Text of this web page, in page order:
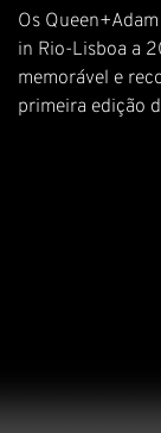
Os
in Rio-Lisboa a
memorável e
primeira edição